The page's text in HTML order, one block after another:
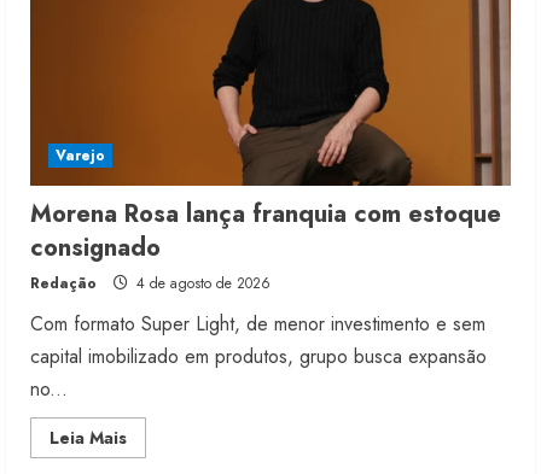
3 de agosto de 2026
Varejo
Morena Rosa lança franquia com estoque
consignado
Redação 4 de agosto de 2026
Com formato Super Light, de menor investimento e sem
capital imobilizado em produtos, grupo busca expansão
no...
Leia MaisRead
more